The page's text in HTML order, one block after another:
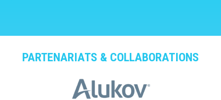
PARTENARIATS & COLLABORATIONS